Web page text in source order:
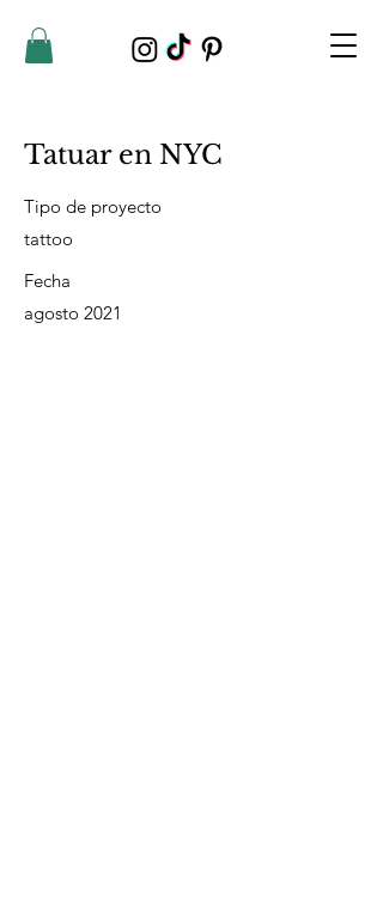
Tatuar en NYC
Tipo de proyecto
tattoo
Fecha
agosto 2021